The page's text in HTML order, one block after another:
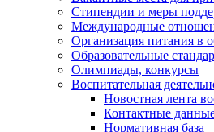
Стипендии и меры
Международные
Организация питания в
Образовательные
Олимпиады, конкурсы
Воспитательная
Новостная лента
Контактные
Нормативная база